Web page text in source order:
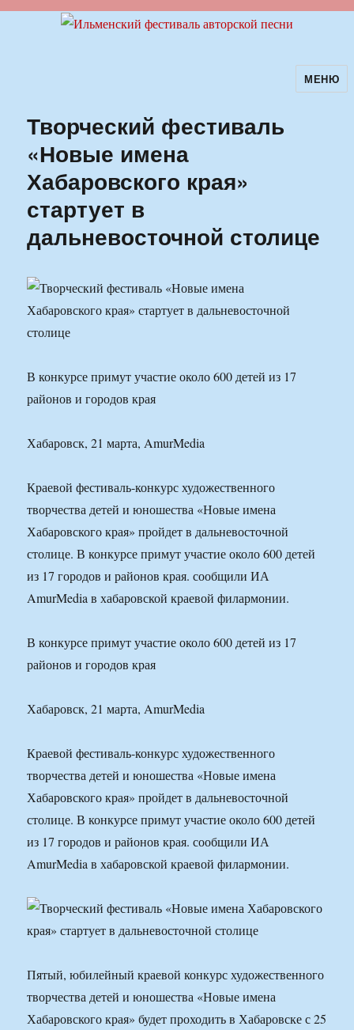
Ильменский фестиваль авторскойМЕНЮ
Творческий фестиваль
«Новые имена
Хабаровского края»
стартует в
дальневосточной столице
В конкурсе примут участие около 600 детей из 17
районов и городов края
Хабаровск, 21 марта, AmurMedia
Краевой фестиваль-конкурс художественного
творчества детей и юношества «Новые имена
Хабаровского края» пройдет в дальневосточной
столице. В конкурсе примут участие около 600 детей
из 17 городов и районов края. сообщили ИА
AmurMedia в хабаровской краевой филармонии.
В конкурсе примут участие около 600 детей из 17
районов и городов края
Хабаровск, 21 марта, AmurMedia
Краевой фестиваль-конкурс художественного
творчества детей и юношества «Новые имена
Хабаровского края» пройдет в дальневосточной
столице. В конкурсе примут участие около 600 детей
из 17 городов и районов края. сообщили ИА
AmurMedia в хабаровской краевой филармонии.
Пятый, юбилейный краевой конкурс художественного
творчества детей и юношества «Новые имена
Хабаровского края» будет проходить в Хабаровске с 25